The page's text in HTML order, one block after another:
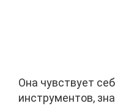
Она чувствует
инструментов,